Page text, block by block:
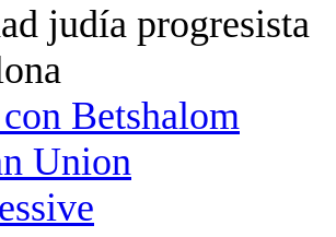
judía progresista
Betshalom